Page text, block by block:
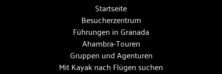
Startseite
Besucherzentrum
Führungen in Granada
Ahambra-Touren
Gruppen und Agenturen
Mit Kayak nach Flügen suchen